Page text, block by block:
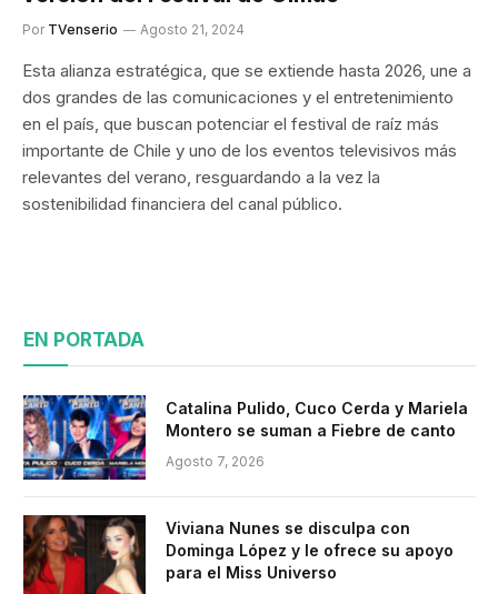
Por TVenserio Agosto 21, 2024
Esta alianza estratégica, que se extiende hasta 2026, une a
dos grandes de las comunicaciones y el entretenimiento
en el país, que buscan potenciar el festival de raíz más
importante de Chile y uno de los eventos televisivos más
relevantes del verano, resguardando a la vez la
sostenibilidad financiera del canal público.
EN PORTADA
Catalina Pulido, Cuco Cerda y Mariela
Montero se suman a Fiebre de canto
Agosto 7, 2026
Viviana Nunes se disculpa con
Dominga López y le ofrece su apoyo
para el Miss Universo